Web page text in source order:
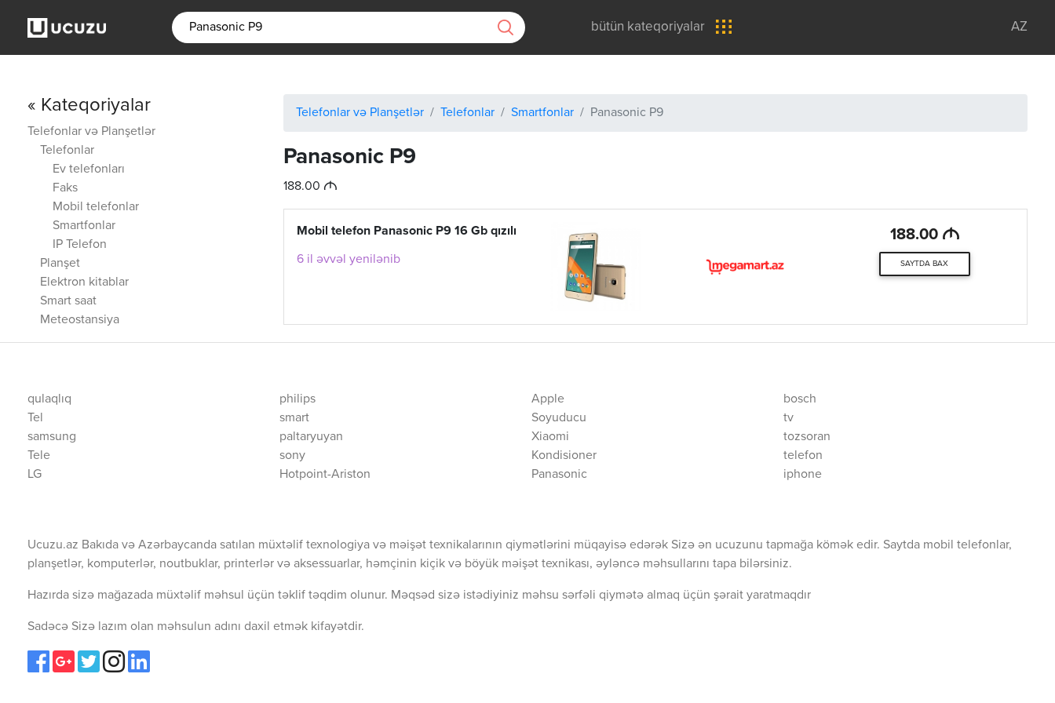
bütün kateqoriyalar AZ
« Kateqoriyalar
Telefonlar və Planşetlər
Telefonlar
Ev telefonları
Faks
Mobil telefonlar
Smartfonlar
IP Telefon
Planşet
Elektron kitablar
Smart saat
Meteostansiya
Telefonlar və Planşetlər Telefonlar Smartfonlar Panasonic P9
Panasonic P9
188.00 M
Mobil telefon Panasonic P9 16 Gb qızılı
6 il əvvəl yenilənib
188.00 M
SAYTDA BAX
qulaqlıq
Tel
samsung
Tele
LG
philips
smart
paltaryuyan
sony
Hotpoint-Ariston
Apple
Soyuducu
Xiaomi
Kondisioner
Panasonic
bosch
tv
tozsoran
telefon
iphone
Ucuzu.az Bakıda və Azərbaycanda satılan müxtəlif texnologiya və məişət texnikalarının qiymətlərini müqayisə edərək Sizə ən ucuzunu tapmağa kömək edir. Saytda mobil telefonlar,
planşetlər, komputerlər, noutbuklar, printerlər və aksessuarlar, həmçinin kiçik və böyük məişət texnikası, əyləncə məhsullarını tapa bilərsiniz.
Hazırda sizə mağazada müxtəlif məhsul üçün təklif təqdim olunur. Məqsəd sizə istədiyiniz məhsu sərfəli qiymətə almaq üçün şərait yaratmaqdır
Sadəcə Sizə lazım olan məhsulun adını daxil etmək kifayətdir.